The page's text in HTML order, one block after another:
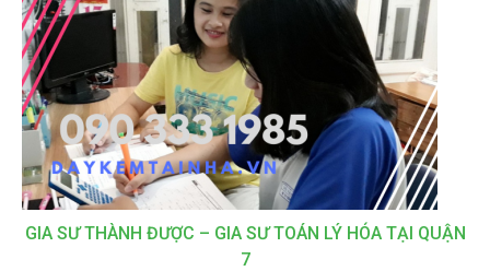
GIA SƯ THÀNH ĐƯỢC – GIA SƯ TOÁN LÝ HÓA TẠI QUẬN
7